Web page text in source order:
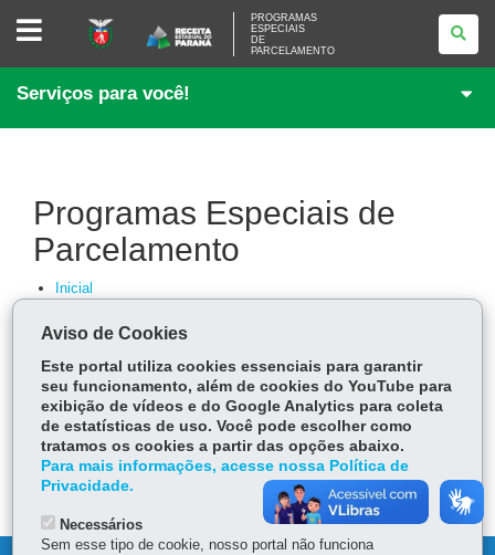
PROGRAMAS
ESPECIAIS
PARCELAMENTO
PROGRAMAS
ESPECIAIS
DE
PARCELAMENTO
Serviços para você!
Programas Especiais de
Parcelamento
Inicial
Benefícios
Prazos
Valor Mínimo das Parcelas
Casos de Rescisão
Acompanhamento
Acompanhamento
Emissão de GR-PR
Aviso de Cookies
Este portal utiliza cookies essenciais para garantir
seu funcionamento, além de cookies do YouTube para
exibição de vídeos e do Google Analytics para coleta
de estatísticas de uso. Você pode escolher como
tratamos os cookies a partir das opções abaixo.
Para mais informações, acesse nossa Política de
Privacidade.
Necessários
Sem esse tipo de cookie, nosso portal não funciona